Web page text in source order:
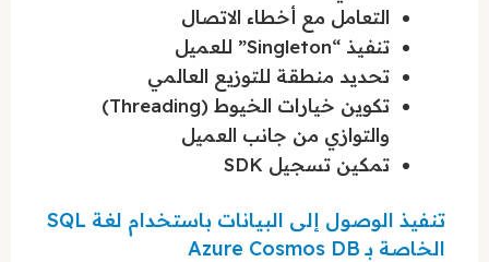
التعامل مع أخطاء الاتصال
تنفيذ “Singleton” للعميل
تحديد منطقة للتوزيع العالمي
تكوين خيارات الخيوط (Threading)
والتوازي من جانب العميل
تمكين تسجيل SDK
تنفيذ الوصول إلى البيانات باستخدام لغة SQL
الخاصة بـ Azure Cosmos DB